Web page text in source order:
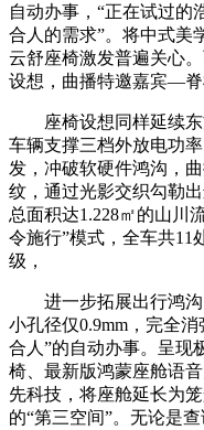
自动办事，“正在试过的
合人的需求”。将中式美
云舒座椅激发普遍关心
设想，曲播特邀嘉宾—脊
座椅设想同样延续东
车辆支撑三档外放电功
发，冲破软硬件鸿沟，
纹，通过光影交织勾勒
总面积达1.228㎡的山川
令施行”模式，全车共11
级，
进一步拓展出行鸿沟
小孔径仅0.9mm，完全
合人”的自动办事。呈现
椅、最新版鸿蒙座舱语
先科技，将座舱延长为
的“第三空间”。无论是